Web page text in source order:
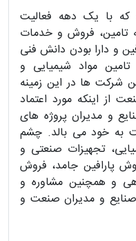
با یک دهه فعالیت
تامین، فروش و خدمات
و دارا بودن دانش فنی
مواد شیمیایی و
شرکت ها در این زمینه
اینکه مورد اعتماد
و مدیران پروژه های
به خود می بالد. چشم
تجهیزات صنعتی و
پارافین جامد، فروش
و همچنین مشاوره و
و مدیران صنعت و